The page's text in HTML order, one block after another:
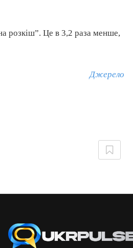
розкіш”. Це в 3,2 раза менше,
Джерело